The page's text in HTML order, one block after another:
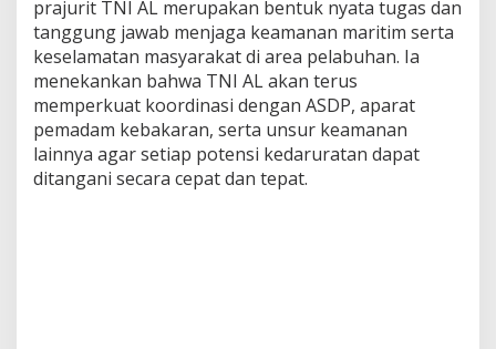
prajurit TNI AL merupakan bentuk nyata tugas dan
tanggung jawab menjaga keamanan maritim serta
keselamatan masyarakat di area pelabuhan. Ia
menekankan bahwa TNI AL akan terus
memperkuat koordinasi dengan ASDP, aparat
pemadam kebakaran, serta unsur keamanan
lainnya agar setiap potensi kedaruratan dapat
ditangani secara cepat dan tepat.